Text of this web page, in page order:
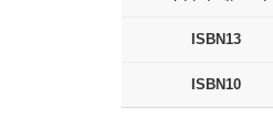
ISBN13
ISBN10